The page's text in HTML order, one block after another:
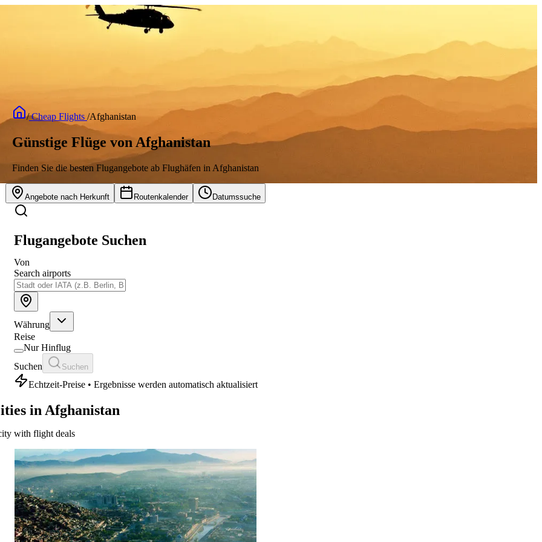
/Cheap Flights /Afghanistan
Günstige Flüge von Afghanistan
Finden Sie die besten Flugangebote ab Flughäfen in Afghanistan
Angebote nach Herkunft Routenkalender Datumssuche
Flugangebote Suchen
Von
Search airports
Währung
Reise
Nur Hinflug
Suchen
Suchen
Echtzeit-Preise • Ergebnisse werden automatisch aktualisiert
in Afghanistan
with flight deals